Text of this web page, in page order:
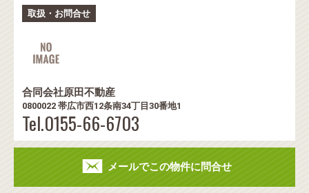
取扱・お問合せ
合同会社原田不動産
0800022 帯広市西12条南34丁目30番地1
Tel.0155-66-6703
メールでこの物件に問合せ